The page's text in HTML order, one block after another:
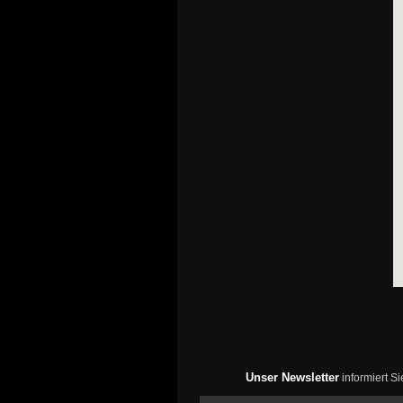
Unser Newsletterinformiert